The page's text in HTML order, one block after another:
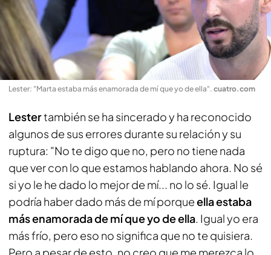
Lester: "Marta estaba más enamorada de mí que yo de ella". cuatro.com
Lestertambién se ha sincerado y ha reconocido
algunos de sus errores durante su relación y su
ruptura: "No te digo que no, pero no tiene nada
que ver con lo que estamos hablando ahora. No sé
si yo le he dado lo mejor de mí... no lo sé. Igual le
podría haber dado más de mí porqueella estaba
más enamorada de mí que yo de ella. Igual yo era
más frío, pero eso no significa que no te quisiera.